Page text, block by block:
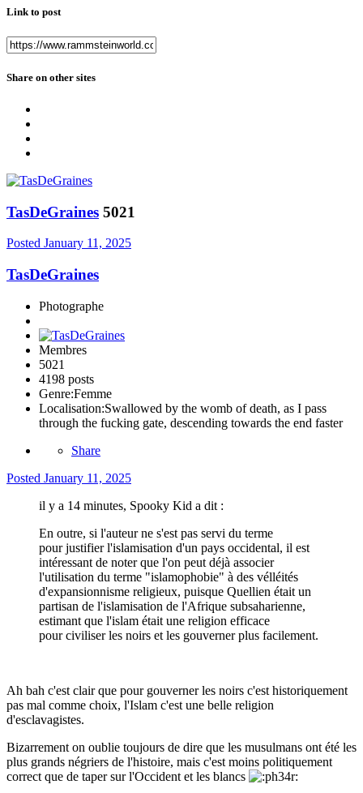
Link to post
Share on other sites
TasDeGraines 5021
Posted January 11, 2025
TasDeGraines
Photographe
Membres
5021
4198 posts
Genre:Femme
Localisation:Swallowed by the womb of death, as I pass
through the fucking gate, descending towards the end faster
Share
Posted January 11, 2025
il y a 14 minutes, Spooky Kid a dit :
En outre, si l'auteur ne s'est pas servi du terme
pour justifier l'islamisation d'un pays occidental, il est
intéressant de noter que l'on peut déjà associer
l'utilisation du terme "islamophobie" à des vélléités
d'expansionnisme religieux, puisque Quellien était un
partisan de l'islamisation de l'Afrique subsaharienne,
estimant que l'islam était une religion efficace
pour civiliser les noirs et les gouverner plus facilement.
Ah bah c'est clair que pour gouverner les noirs c'est historiquement
pas mal comme choix, l'Islam c'est une belle religion
d'esclavagistes.
Bizarrement on oublie toujours de dire que les musulmans ont été les
plus grands négriers de l'histoire, mais c'est moins politiquement
correct que de taper sur l'Occident et les blancs